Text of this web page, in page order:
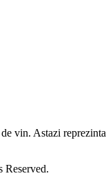
vin. Astazi
Reserved.